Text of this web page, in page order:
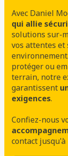
Avec Daniel
qui allie
solutions sur-
vos attentes
protéger ou
terrain, notre
garantissent
exigences.
Confiez-nous
contact